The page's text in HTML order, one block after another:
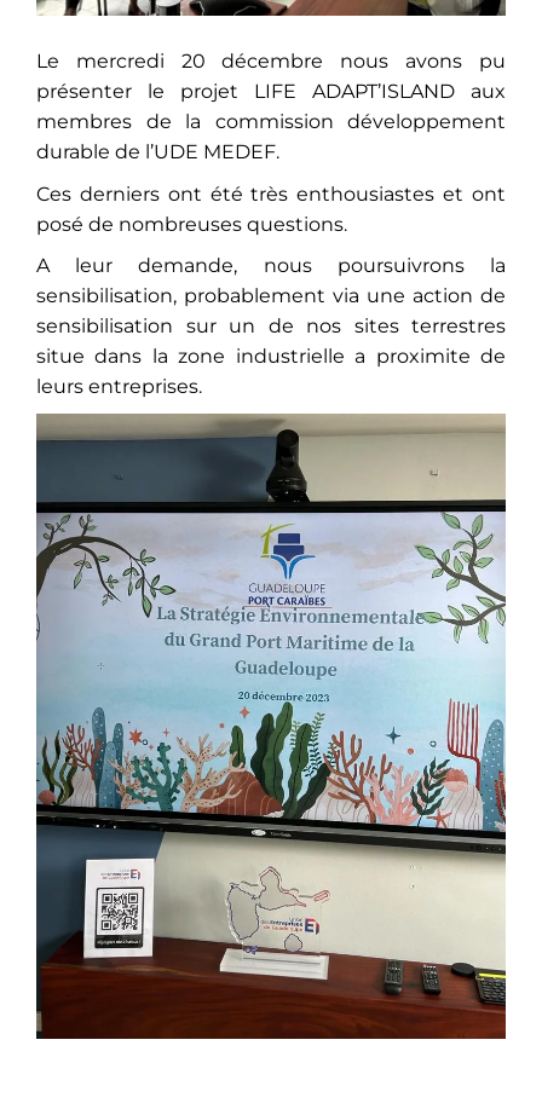
Le mercredi 20 décembre nous avons pu
présenter le projet LIFE ADAPT’ISLAND aux
membres de la commission développement
durable de l’UDE MEDEF.
Ces derniers ont été très enthousiastes et ont
posé de nombreuses questions.
A leur demande, nous poursuivrons la
sensibilisation, probablement via une action de
sensibilisation sur un de nos sites terrestres
situe dans la zone industrielle a proximite de
leurs entreprises.